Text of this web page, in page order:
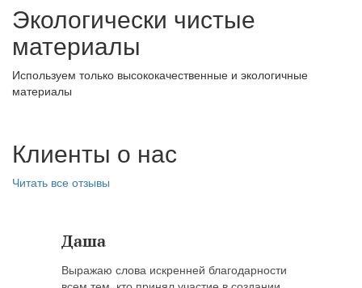
Экологически чистые
материалы
Используем только высококачественные и экологичные
материалы
Клиенты о нас
Читать все отзывы
Даша
Выражаю слова искренней благодарности